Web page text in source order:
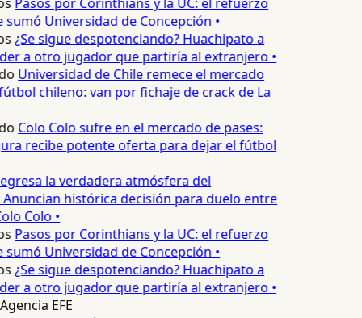
Universidad de Concepción •
¿Se sigue despotenciando? Huachipato a
a otro jugador que partiría al extranjero •
Universidad de Chile remece el mercado
chileno: van por fichaje de crack de La
Colo Colo sufre en el mercado de pases:
recibe potente oferta para dejar el fútbol
la verdadera atmósfera del
histórica decisión para duelo entre
Colo •
Pasos por Corinthians y la UC: el refuerzo
Universidad de Concepción •
¿Se sigue despotenciando? Huachipato a
a otro jugador que partiría al extranjero •
Agencia EFE